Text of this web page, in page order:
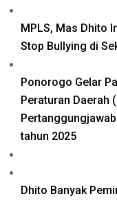
MPLS, Mas Dhito
Stop Bullying di
Ponorogo Gelar
Peraturan Daerah
tahun 2025
Dhito Banyak